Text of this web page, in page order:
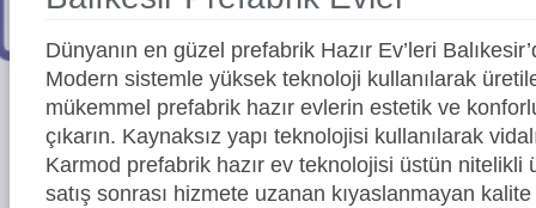
Dünyanın en güzel prefabrik Hazır Ev’leri
Modern sistemle yüksek teknoloji kullanılarak
mükemmel prefabrik hazır evlerin estetik ve
çıkarın. Kaynaksız yapı teknolojisi kullanılarak
Karmod prefabrik hazır ev teknolojisi üstün nitelikli
satış sonrası hizmete uzanan kıyaslanmayan kalite